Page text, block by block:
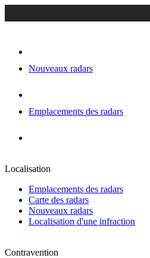
Nouveaux radars
Emplacements des radars
Localisation
Emplacements des radars
Carte des radars
Nouveaux radars
Localisation d'une infraction
Contravention